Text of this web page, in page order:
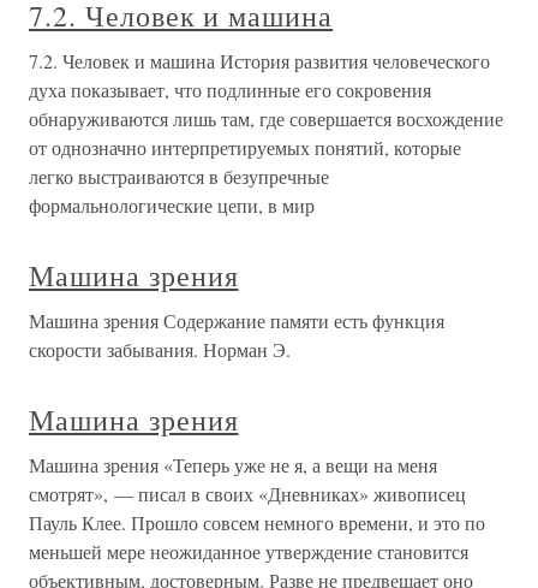
7.2. Человек и машина
7.2. Человек и машина История развития человеческого
духа показывает, что подлинные его сокровения
обнаруживаются лишь там, где совершается восхождение
от однозначно интерпретируемых понятий, которые
легко выстраиваются в безупречные
формальнологические цепи, в мир
Машина зрения
Машина зрения Содержание памяти есть функция
скорости забывания. Норман Э.
Машина зрения
Машина зрения «Теперь уже не я, а вещи на меня
смотрят», — писал в своих «Дневниках» живописец
Пауль Клее. Прошло совсем немного времени, и это по
меньшей мере неожиданное утверждение становится
объективным, достоверным. Разве не предвещает оно